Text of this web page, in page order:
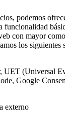
podemos
funcionalidad
con mayor
los siguientes
UET (Universal
Google
externo